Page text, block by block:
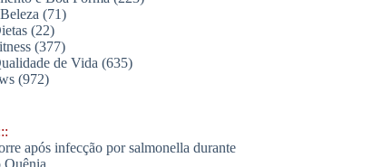
(71)
(22)
(377)
de Vida (635)
(972)
após infecção por salmonella durante
Quênia